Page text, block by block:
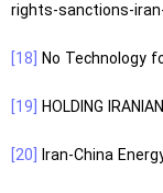
rights-sanctions-
[18] No Technology
[19] HOLDING
[20] Iran-China